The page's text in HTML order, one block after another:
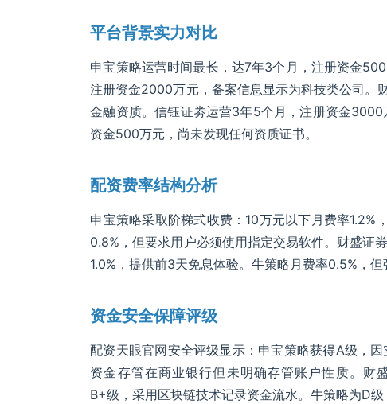
平台背景实力对比
申宝策略运营时间最长，达7年3个月，注册资金
注册资金2000万元，备案信息显示为科技类公司。
金融资质。信钰证劵运营3年5个月，注册资金
资金500万元，尚未发现任何资质证书。
配资费率结构分析
申宝策略采取阶梯式收费：10万元以下月费率
0.8%，但要求用户必须使用指定交易软件。财盛证
1.0%，提供前3天免息体验。牛策略月费率0.5%，
资金安全保障评级
配资天眼官网安全评级显示：申宝策略获得A级，
资金存管在商业银行但未明确存管账户性质。财
B+级，采用区块链技术记录资金流水。牛策略为D级